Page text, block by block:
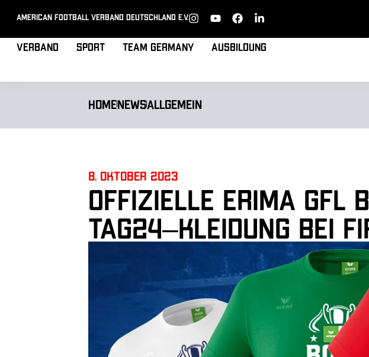
American Football Verband Deutschland e.V.
Verband Sport Team Germany Ausbildung
HomeNewsAllgemein
8. Oktober 2023
Offizielle Erima
TAG24–Kleidung bei